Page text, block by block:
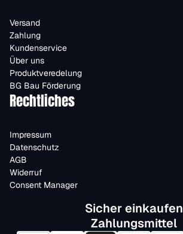
Versand
Zahlung
Kundenservice
Über uns
Produktveredelung
BG Bau Förderung
Rechtliches
Impressum
Datenschutz
AGB
Widerruf
Consent Manager
Sicher einkaufen
Zahlungsmittel